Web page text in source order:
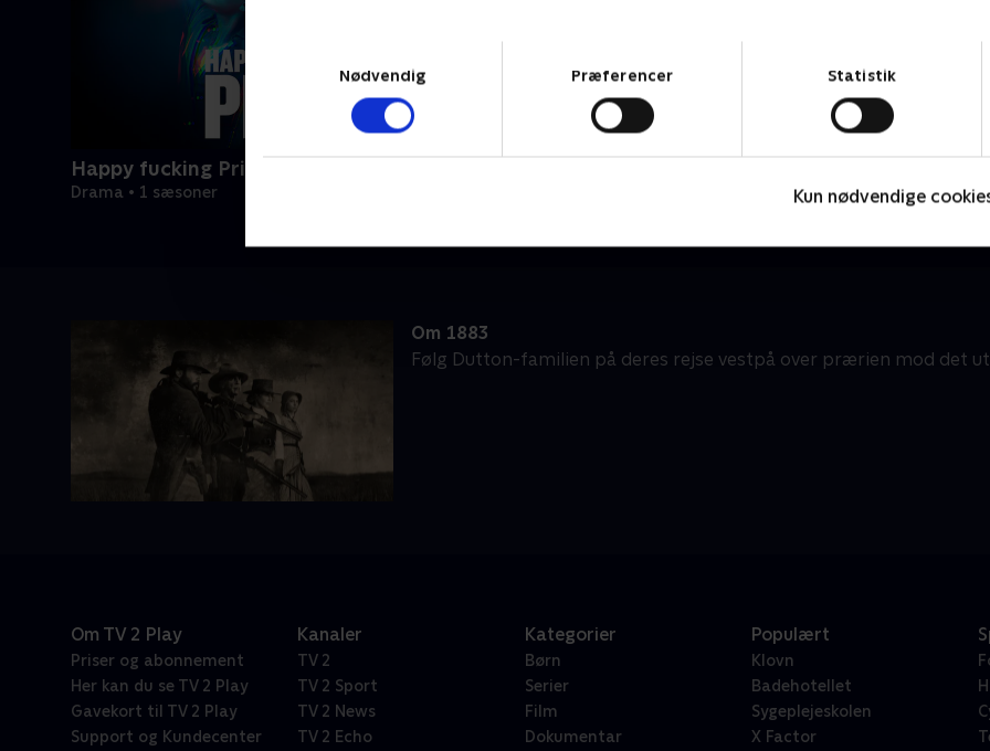
Nødvendig
Præferencer Statistik
Kun nødvendige
Happy fucking Pride
Drama • 1 sæsoner
Om 1883
Følg Dutton-familien på deres rejse vestpå over prærien mod det
Om TV 2 Play
Priser og abonnement
Her kan du se TV 2 Play
Gavekort til TV 2 Play
Support og Kundecenter
Kanaler
TV 2
TV 2 Sport
TV 2 News
TV 2 Echo
Kategorier
Børn
Serier
Film
Dokumentar
Populært
Klovn
Badehotellet
Sygeplejeskolen
X Factor